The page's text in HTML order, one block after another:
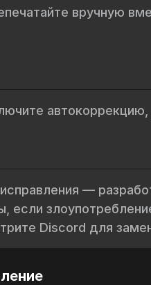
вручную
автокоррекцию,
—
если
Discord для